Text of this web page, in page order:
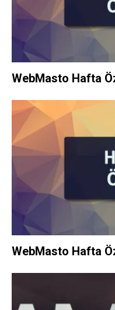
WebMasto Hafta
WebMasto Hafta